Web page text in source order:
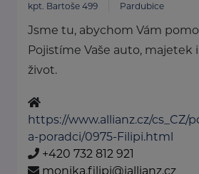
kpt. Bartoše 499 Pardubice
Jsme tu, abychom Vám
Pojistíme Vaše auto, majetek i
život.
https://www.allianz.cz/cs_CZ/
a-poradci/0975-Filipi.html
+420 732 812 921
monika.filipi@iallianz.cz